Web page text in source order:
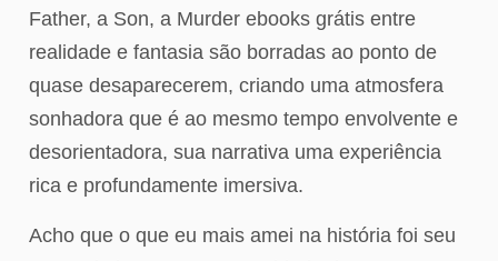
Father, a Son, a Murder ebooks grátis entre
realidade e fantasia são borradas ao ponto de
quase desaparecerem, criando uma atmosfera
sonhadora que é ao mesmo tempo envolvente e
desorientadora, sua narrativa uma experiência
rica e profundamente imersiva.
Acho que o que eu mais amei na história foi seu